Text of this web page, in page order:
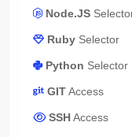
Node.JS
Ruby Selector
Python Selector
GITAccess
SSHAccess